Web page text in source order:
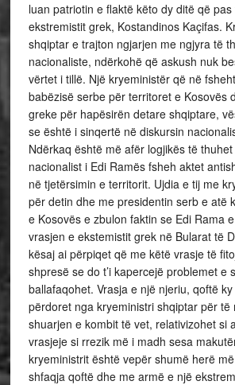
luan patriotin e flaktë këto dy ditë që
ekstremistit grek, Kostandinos Kaçifas.
shqiptar e trajton ngjarjen me ngjyra të
nacionaliste, ndërkohë që askush nuk
vërtet i tillë. Një kryeministër që në
babëzisë serbe për territoret e Kosovës
greke për hapësirën detare shqiptare,
se është i sinqertë në diskursin
Ndërkaq është më afër logjikës të
nacionalist i Edi Ramës fsheh aktet
në tjetërsimin e territorit. Ujdia e tij me
për detin dhe me presidentin serb e atë
e Kosovës e zbulon faktin se Edi Rama
vrasjen e ekstemistit grek në Bularat të
kësaj ai përpiqet që me këtë vrasje të
shpresë se do t’i kapercejë problemet e
ballafaqohet. Vrasja e një njeriu, qoftë
përdoret nga kryeministri shqiptar për të
shuarjen e kombit të vet, relativizohet si
vrasjeje si rrezik më i madh sesa
kryeministrit është vepër shumë herë
shfaqja qoftë dhe me armë e një